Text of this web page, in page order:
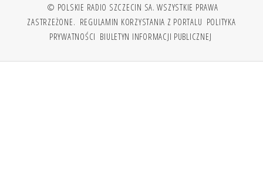
© POLSKIE RADIO SZCZECIN SA. WSZYSTKIE PRAWA
ZASTRZEŻONE. REGULAMIN KORZYSTANIA Z PORTALU POLITYKA
PRYWATNOŚCI BIULETYN INFORMACJI PUBLICZNEJ